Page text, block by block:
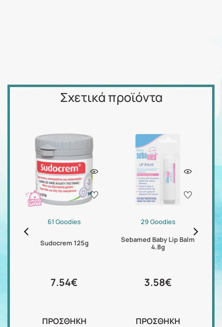
Σχετικά προϊόντα
61 Goodies
Sudocrem 125g
7.54€
ΠΡΟΣΘΗΚΗ
29 Goodies
Sebamed Baby Lip Balm
4.8g
3.58€
ΠΡΟΣΘΗΚΗ